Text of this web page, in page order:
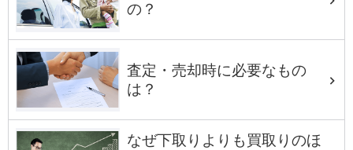
の？
査定・売却時に必要なもの
は？
なぜ下取りよりも買取りのほ